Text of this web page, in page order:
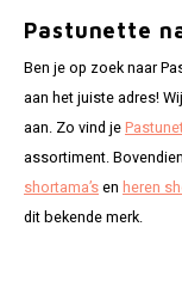
Pastunette
Ben je op zoek naar
aan het juiste adres!
aan. Zo vind je
assortiment.
shortama’sen heren
dit bekende merk.